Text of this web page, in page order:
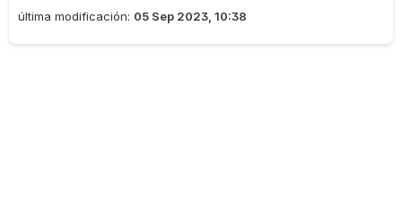
última modificación: 05 Sep 2023, 10:38